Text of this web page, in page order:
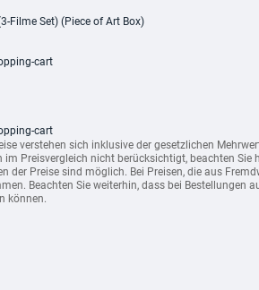
Filme Set) (Piece of Art Box)
verstehen sich inklusive der gesetzlichen
Preisvergleich nicht berücksichtigt, beachten Sie
der Preise sind möglich. Bei Preisen, die aus
Beachten Sie weiterhin, dass bei Bestellungen
können.